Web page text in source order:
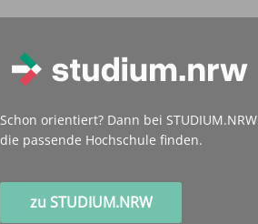
Schon orientiert? Dann bei STUDIUM.NRW
die passende Hochschule finden.
zu STUDIUM.NRW